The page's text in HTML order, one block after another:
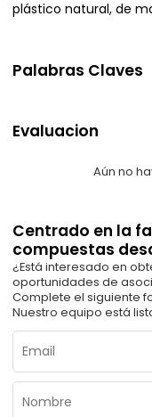
plástico natural, de
Palabras Claves
Evaluacion
Aún no
Centrado en la
compuestas
¿Está interesado en
oportunidades de
Complete el siguiente
Nuestro equipo está